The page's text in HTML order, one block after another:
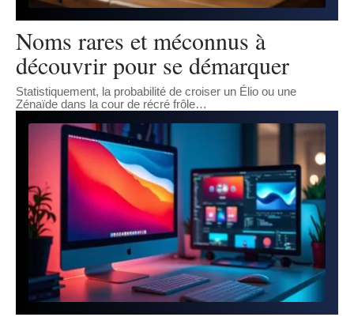
Noms rares et méconnus à
découvrir pour se démarquer
Statistiquement, la probabilité de croiser un Élio ou une
Zénaïde dans la cour de récré frôle…